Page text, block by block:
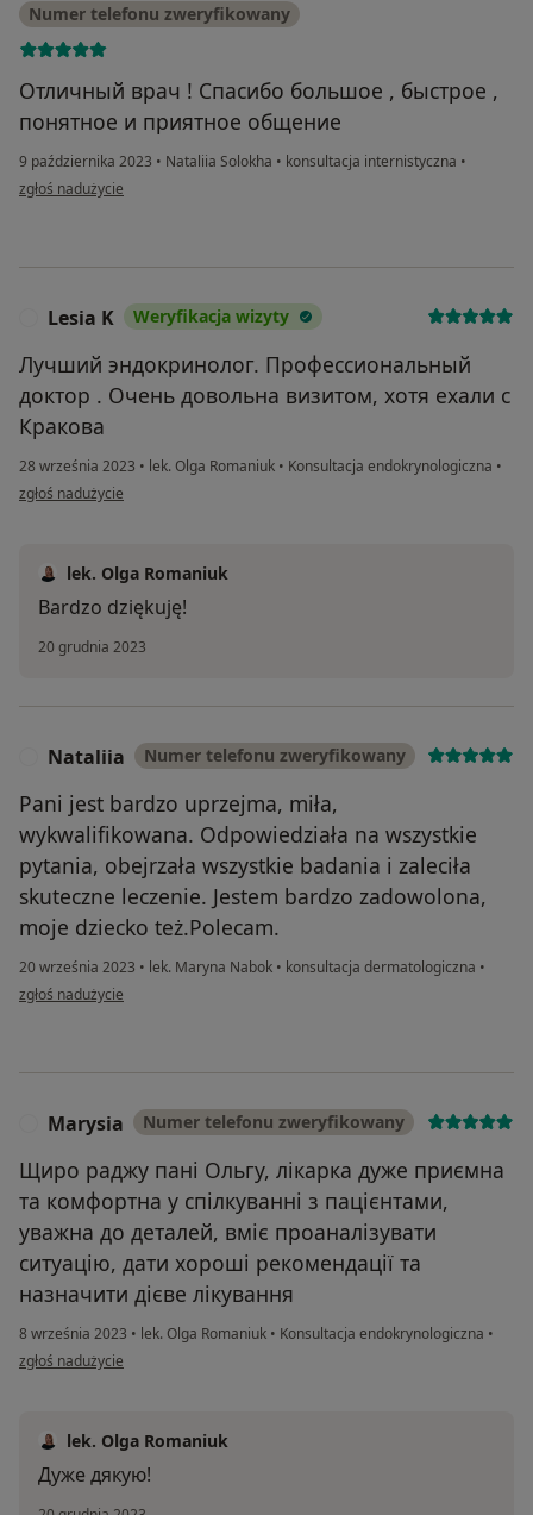
Numer telefonu zweryfikowany
Отличный врач ! Спасибо большое , быстрое ,
понятное и приятное общение
9 października 2023 • Nataliia Solokha • konsultacja internistyczna •
w opinii użytkownika Oleksandr Hanskyi
zgłoś nadużycie
Lesia K Weryfikacja wizyty
Лучший эндокринолог. Профессиональный
доктор . Очень довольна визитом, хотя ехали с
Кракова
28 września 2023 • lek. Olga Romaniuk • Konsultacja endokrynologiczna •
w opinii użytkownika Lesia K
zgłoś nadużycie
lek. Olga Romaniuk
Bardzo dziękuję!
20 grudnia 2023
Nataliia Numer telefonu zweryfikowany
Pani jest bardzo uprzejma, miła,
wykwalifikowana. Odpowiedziała na wszystkie
pytania, obejrzała wszystkie badania i zaleciła
skuteczne leczenie. Jestem bardzo zadowolona, ​​
moje dziecko też.Polecam.
20 września 2023 • lek. Maryna Nabok • konsultacja dermatologiczna •
w opinii użytkownika Nataliia
zgłoś nadużycie
Marysia Numer telefonu zweryfikowany
Щиро раджу пані Ольгу, лікарка дуже приємна
та комфортна у спілкуванні з пацієнтами,
уважна до деталей, вміє проаналізувати
ситуацію, дати хороші рекомендації та
назначити дієве лікування
8 września 2023 • lek. Olga Romaniuk • Konsultacja endokrynologiczna •
w opinii użytkownika Marysia
zgłoś nadużycie
lek. Olga Romaniuk
Дуже дякую!